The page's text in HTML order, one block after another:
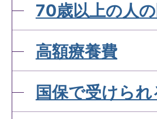
70歳以上の人
高額療養費
国保で受けら